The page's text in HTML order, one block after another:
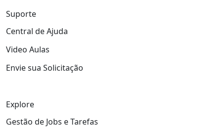
Suporte
Central de Ajuda
Video Aulas
Envie sua Solicitação
Explore
Gestão de Jobs e Tarefas